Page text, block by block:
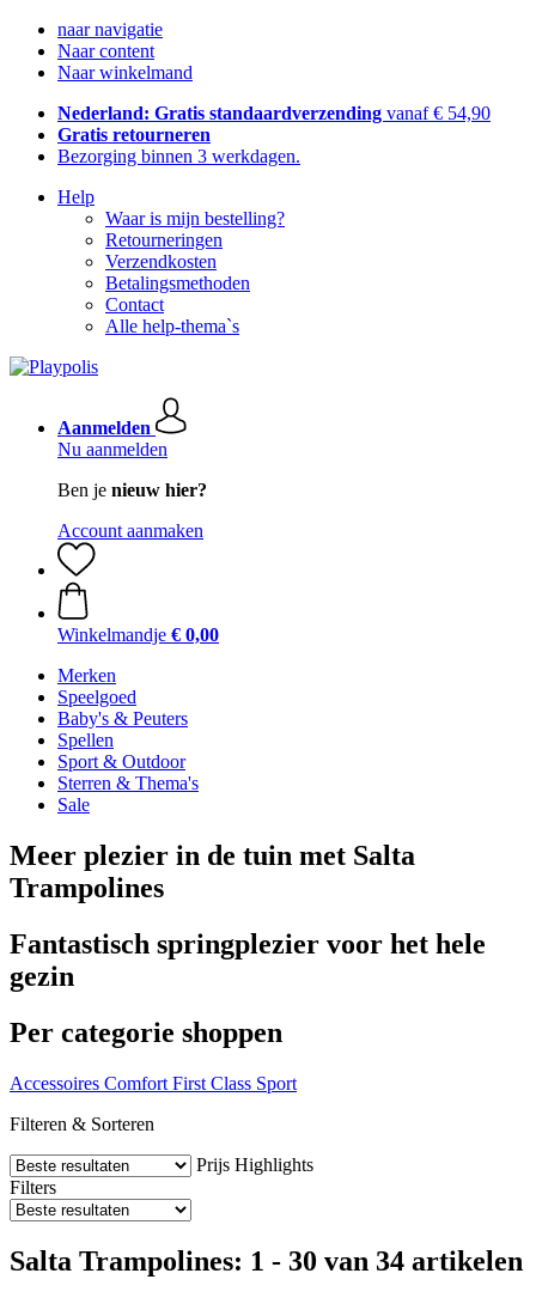
naar navigatie
Naar content
Naar winkelmand
Nederland: Gratis standaardverzending vanaf € 54,90
Gratis retourneren
Bezorging binnen 3 werkdagen.
Help
Waar is mijn bestelling?
Retourneringen
Verzendkosten
Betalingsmethoden
Contact
Alle help-thema`s
Aanmelden
Nu aanmelden
Ben je nieuw hier?
Account aanmaken
Winkelmandje € 0,00
Merken
Speelgoed
Baby's & Peuters
Spellen
Sport & Outdoor
Sterren & Thema's
Sale
Meer plezier in de tuin met Salta
Trampolines
Fantastisch springplezier voor het hele
gezin
Per categorie shoppen
Accessoires Comfort First Class Sport
Filteren & Sorteren
Prijs Highlights
Filters
Salta Trampolines: 1 - 30 van 34 artikelen